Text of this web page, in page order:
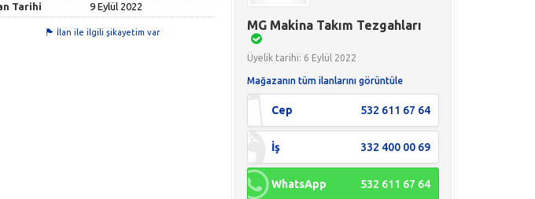
Tarihi
9 Eylül 2022
İlan ile ilgili şikayetim var MG Makina Takım Tezgahları
Üyelik tarihi: 6 Eylül 2022
Mağazanın tüm ilanlarını görüntüle
Cep 532 611 67 64
İş 332 400 00 69
WhatsApp 532 611 67 64